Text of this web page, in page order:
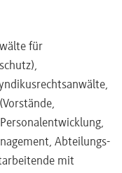
Mitbestimmung
und des BDSG?
Betriebsparteien
für
Abteilungs-
mit